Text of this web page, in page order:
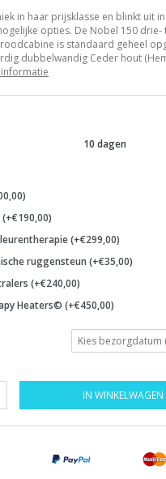
in haar prijsklasse en blinkt uit in
opties. De Nobel 150 drie-
is standaard geheel
dubbelwandig Ceder hout
10 dagen
(+€299,00)
ruggensteun (+€35,00)
(+€240,00)
Heaters© (+€450,00)
IN WINKELWAGEN